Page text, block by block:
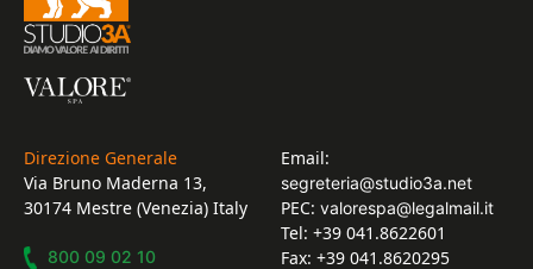
Direzione Generale
Via Bruno Maderna 13,
30174 Mestre (Venezia) Italy
800 09 02 10
Email:
segreteria@studio3a.net
PEC: valorespa@legalmail.it
Tel: +39 041.8622601
Fax: +39 041.8620295